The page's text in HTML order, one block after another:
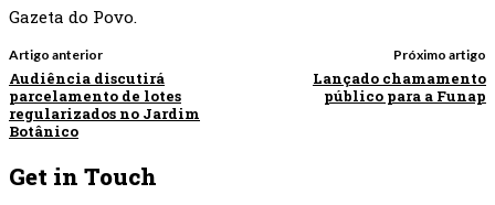
Gazeta do Povo.
Artigo anterior
Audiência discutirá
parcelamento de lotes
regularizados no Jardim
Botânico
Próximo artigo
Lançado chamamento
público para a Funap
Get in Touch